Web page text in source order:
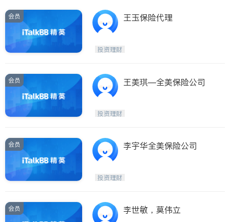
会员 王玉保险代理
投资理财
会员 王美琪—全美保险公司
投资理财
会员 李宇华全美保险公司
投资理财
会员 李世敏，莫伟立